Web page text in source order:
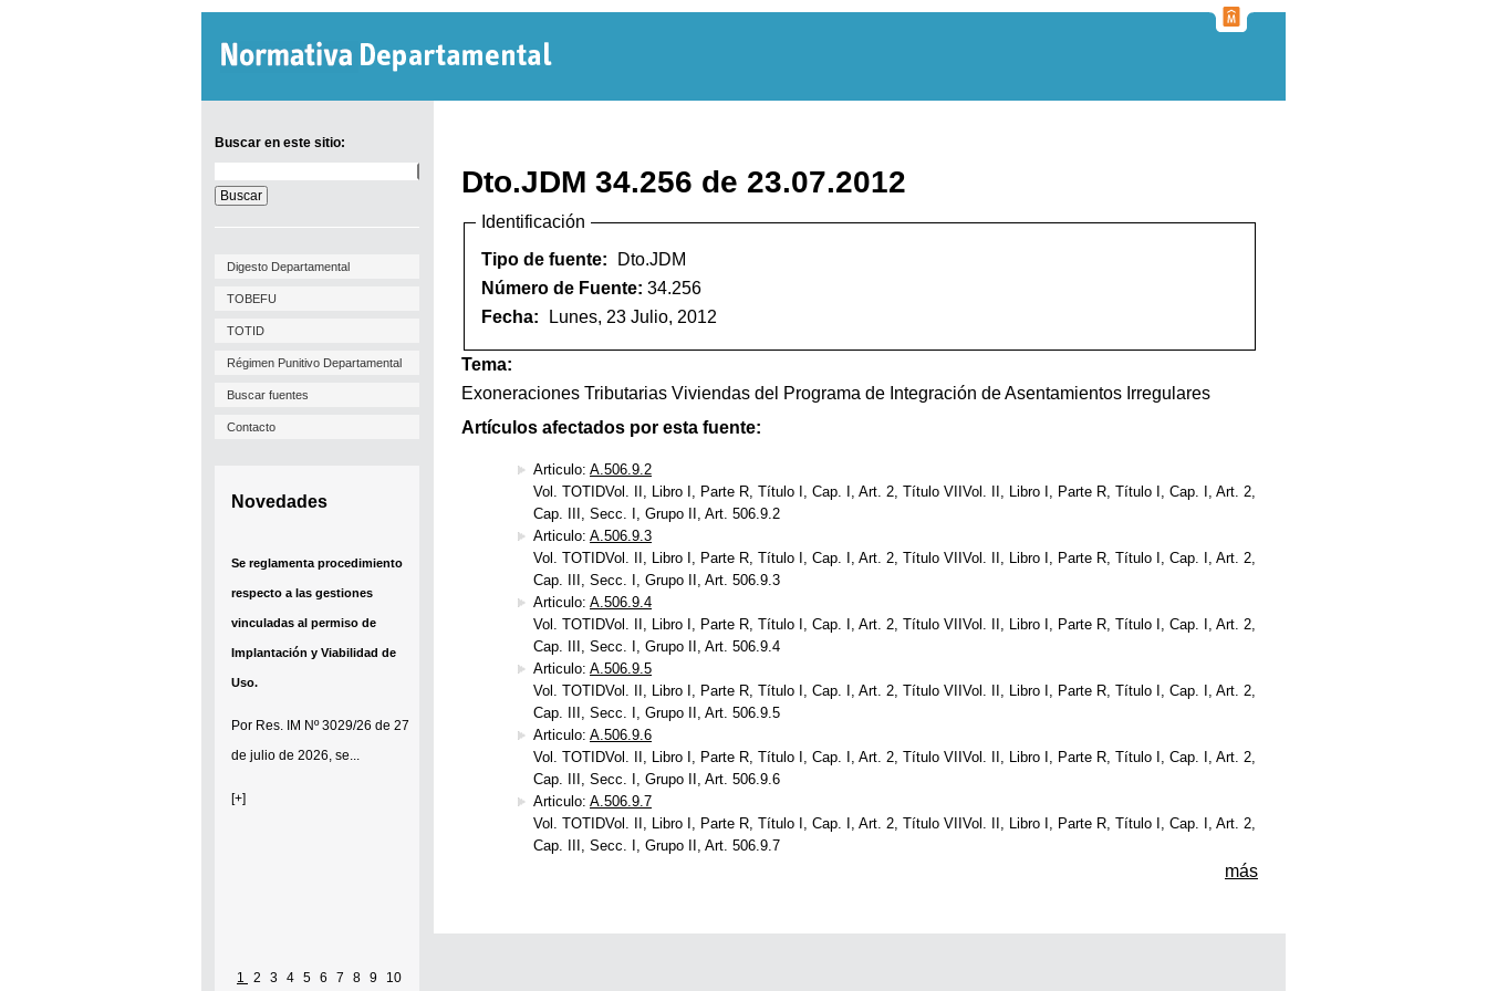
Buscar en este sitio:
en
este
sitio:
Digesto Departamental
TOBEFU
TOTID
Régimen Punitivo Departamental
Buscar fuentes
Contacto
Novedades
Se reglamenta procedimiento
respecto a las gestiones
vinculadas al permiso de
Implantación y Viabilidad de
Uso.
Por Res. IM Nº 3029/26 de 27
de julio de 2026, se...
[+]
1 2 3 4 5 6 7 8 9 10
Dto.JDM 34.256 de 23.07.2012
Identificación
Tipo de fuente:
Dto.JDM
Número de Fuente: 34.256
Fecha:
Lunes, 23 Julio, 2012
Tema:
Exoneraciones Tributarias Viviendas del Programa de Integración de Asentamientos Irregulares
Artículos afectados por esta fuente:
Articulo: A.506.9.2
Vol. TOTIDVol. II, Libro I, Parte R, Título I, Cap. I, Art. 2, Título VIIVol. II, Libro I, Parte R, Título I, Cap. I, Art. 2,
Cap. III, Secc. I, Grupo II, Art. 506.9.2
Articulo: A.506.9.3
Vol. TOTIDVol. II, Libro I, Parte R, Título I, Cap. I, Art. 2, Título VIIVol. II, Libro I, Parte R, Título I, Cap. I, Art. 2,
Cap. III, Secc. I, Grupo II, Art. 506.9.3
Articulo: A.506.9.4
Vol. TOTIDVol. II, Libro I, Parte R, Título I, Cap. I, Art. 2, Título VIIVol. II, Libro I, Parte R, Título I, Cap. I, Art. 2,
Cap. III, Secc. I, Grupo II, Art. 506.9.4
Articulo: A.506.9.5
Vol. TOTIDVol. II, Libro I, Parte R, Título I, Cap. I, Art. 2, Título VIIVol. II, Libro I, Parte R, Título I, Cap. I, Art. 2,
Cap. III, Secc. I, Grupo II, Art. 506.9.5
Articulo: A.506.9.6
Vol. TOTIDVol. II, Libro I, Parte R, Título I, Cap. I, Art. 2, Título VIIVol. II, Libro I, Parte R, Título I, Cap. I, Art. 2,
Cap. III, Secc. I, Grupo II, Art. 506.9.6
Articulo: A.506.9.7
Vol. TOTIDVol. II, Libro I, Parte R, Título I, Cap. I, Art. 2, Título VIIVol. II, Libro I, Parte R, Título I, Cap. I, Art. 2,
Cap. III, Secc. I, Grupo II, Art. 506.9.7
más